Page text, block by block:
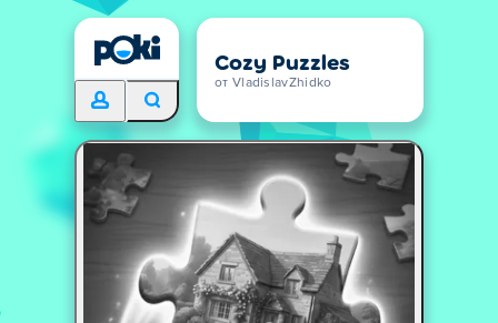
Cozy Puzzles
от VladislavZhidko